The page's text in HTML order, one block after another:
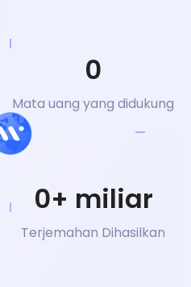
0
Mata uang yang didukung
0+ miliar
Terjemahan Dihasilkan